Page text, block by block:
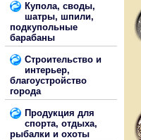
Купола, своды,
шатры, шпили,
подкупольные
барабаны
Строительство и
интерьер,
благоустройство
города
Продукция для
спорта, отдыха,
рыбалки и охоты